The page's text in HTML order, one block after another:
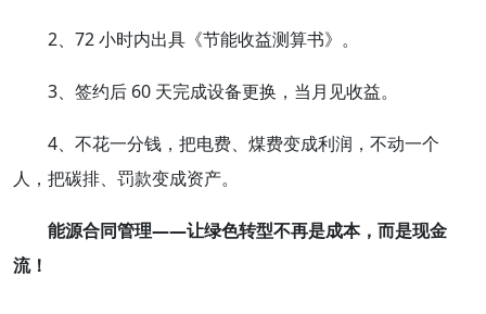
2、72 小时内出具《节能收益测算书》。
3、签约后 60 天完成设备更换，当月见收益。
4、不花一分钱，把电费、煤费变成利润，不动一个
人，把碳排、罚款变成资产。
能源合同管理——让绿色转型不再是成本，而是现金
流！